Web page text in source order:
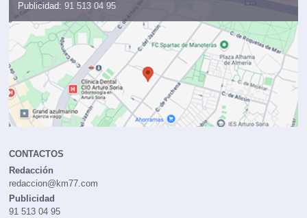
Publicidad: 91 513 04 95
CONTACTOS
Redacción
redaccion@km77.com
Publicidad
91 513 04 95